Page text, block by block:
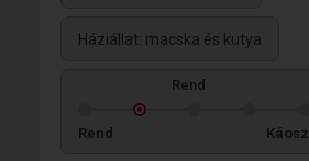
Háziállat: macska és kutya
Rend
Rend Káosz